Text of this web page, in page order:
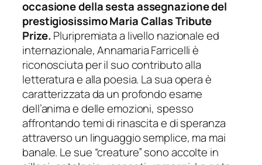
occasione della sesta assegnazione del
prestigiosissimo Maria Callas Tribute
Prize. Pluripremiata a livello nazionale ed
internazionale, Annamaria Farricelli è
riconosciuta per il suo contributo alla
letteratura e alla poesia. La sua opera è
caratterizzata da un profondo esame
dell’anima e delle emozioni, spesso
affrontando temi di rinascita e di speranza
attraverso un linguaggio semplice, ma mai
banale. Le sue “creature” sono accolte in